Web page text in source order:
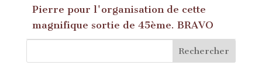
Pierre pour l'organisation de cette
magnifique sortie de 45ème. BRAVO